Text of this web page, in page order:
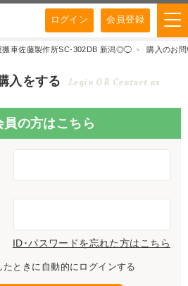
ログイン 会員登録
搬車佐藤製作所SC-302DB 新潟◎◯ 購入のお
入をする Login OR Contact us
員の方はこちら
ID･パスワードを忘れた方はこちら
たときに自動的にログインする